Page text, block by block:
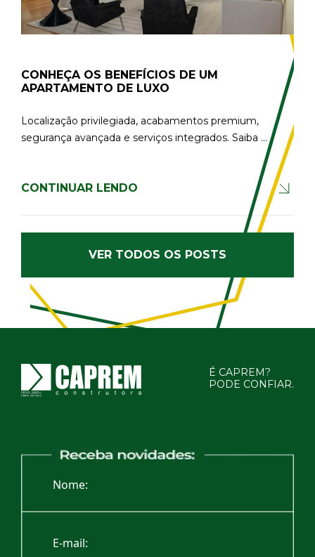
CONHEÇA OS BENEFÍCIOS DE UM
APARTAMENTO DE LUXO
Localização privilegiada, acabamentos premium,
segurança avançada e serviços integrados. Saiba ...
CONTINUAR LENDO
VER TODOS OS POSTS
É CAPREM?
PODE CONFIAR.